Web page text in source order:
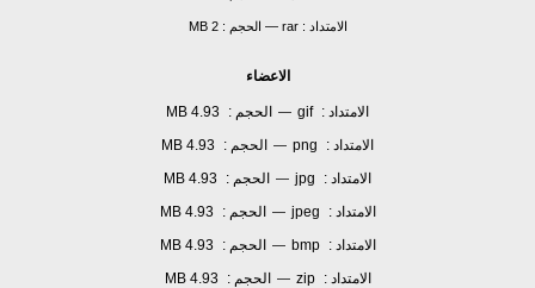
الامتداد :rar
— الحجم :2 MB
الاعضاء
الامتداد : gif
— الحجم :
4.93 MB
الامتداد :
png
— الحجم :
4.93 MB
الامتداد :
jpg
— الحجم :
4.93 MB
الامتداد :
jpeg
— الحجم :
4.93 MB
الامتداد :
bmp
— الحجم :
4.93 MB
الامتداد :
zip
— الحجم :
4.93 MB